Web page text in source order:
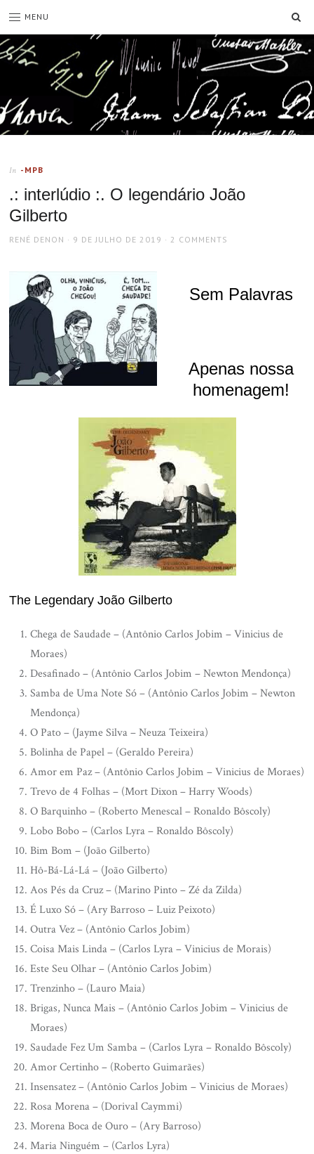
MENU
In -MPB
.: interlúdio :. O legendário João
Gilberto
AUTHOR
RENÉ DENON
POSTED
9 DE JULHO DE 2019 2 COMMENTS
Sem Palavras
Apenas nossa
homenagem!
The Legendary João Gilberto
Chega de Saudade – (Antônio Carlos Jobim – Vinicius de
Moraes)
Desafinado – (Antônio Carlos Jobim – Newton Mendonça)
Samba de Uma Note Só – (Antônio Carlos Jobim – Newton
Mendonça)
O Pato – (Jayme Silva – Neuza Teixeira)
Bolinha de Papel – (Geraldo Pereira)
Amor em Paz – (Antônio Carlos Jobim – Vinicius de Moraes)
Trevo de 4 Folhas – (Mort Dixon – Harry Woods)
O Barquinho – (Roberto Menescal – Ronaldo Bôscoly)
Lobo Bobo – (Carlos Lyra – Ronaldo Bôscoly)
Bim Bom – (João Gilberto)
Hô-Bá-Lá-Lá – (João Gilberto)
Aos Pés da Cruz – (Marino Pinto – Zé da Zilda)
É Luxo Só – (Ary Barroso – Luiz Peixoto)
Outra Vez – (Antônio Carlos Jobim)
Coisa Mais Linda – (Carlos Lyra – Vinicius de Morais)
Este Seu Olhar – (Antônio Carlos Jobim)
Trenzinho – (Lauro Maia)
Brigas, Nunca Mais – (Antônio Carlos Jobim – Vinicius de
Moraes)
Saudade Fez Um Samba – (Carlos Lyra – Ronaldo Bôscoly)
Amor Certinho – (Roberto Guimarães)
Insensatez – (Antônio Carlos Jobim – Vinicius de Moraes)
Rosa Morena – (Dorival Caymmi)
Morena Boca de Ouro – (Ary Barroso)
Maria Ninguém – (Carlos Lyra)